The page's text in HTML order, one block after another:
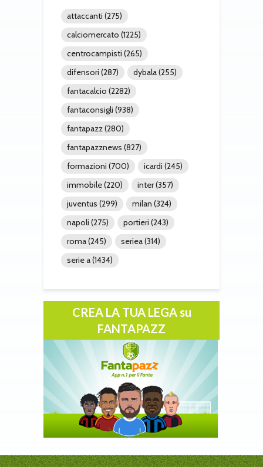
attaccanti (275)
calciomercato (1225)
centrocampisti (265)
difensori (287) dybala(255)
fantacalcio (2282)
fantaconsigli (938)
fantapazz(280)
fantapazznews (827)
formazioni (700) icardi (245)
immobile(220) inter(357)
juventus (299) milan (324)
napoli (275) portieri (243)
roma(245) seriea(314)
serie a(1434)
CREA LA TUA LEGA su
FANTAPAZZ